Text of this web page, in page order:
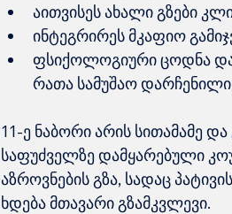
აითვისეს ახალი გზები
ინტეგრირეს მკაფიო
ფსიქოლოგიური ცოდნა
რათა სამუშაო
11-ე ნაბორი არის სითამამე
საფუძველზე დამყარებული
აზროვნების გზა, სადაც
ხდება მთავარი გზამკვლევი.